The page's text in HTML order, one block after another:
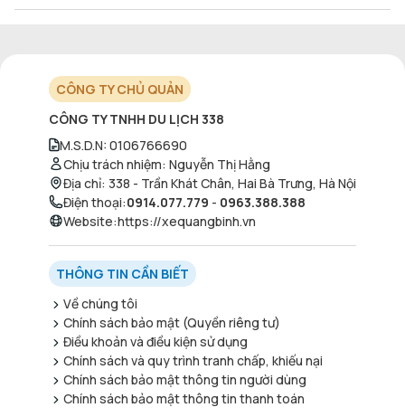
CÔNG TY CHỦ QUẢN
CÔNG TY TNHH DU LỊCH 338
M.S.D.N: 0106766690
Chịu trách nhiệm: Nguyễn Thị Hằng
Địa chỉ: 338 - Trần Khát Chân, Hai Bà Trưng, Hà Nội
Điện thoại:0914.077.779 - 0963.388.388
Website:https://xequangbinh.vn
THÔNG TIN CẦN BIẾT
Về chúng tôi
Chính sách bảo mật (Quyền riêng tư)
Điều khoản và điều kiện sử dụng
Chính sách và quy trình tranh chấp, khiếu nại
Chính sách bảo mật thông tin người dùng
Chính sách bảo mật thông tin thanh toán